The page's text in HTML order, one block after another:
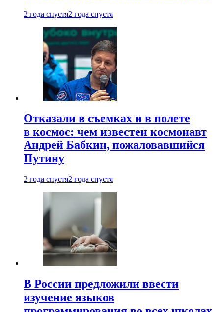
2 года спустя2 года спустя
Отказали в съемках и в полете
в космос: чем известен космонавт
Андрей Бабкин, пожаловавшийся
Путину
2 года спустя2 года спустя
В России предложили ввести
изучение языков